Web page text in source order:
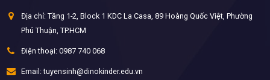
Địa chỉ: Tầng 1-2, Block 1 KDC La Casa, 89 Hoàng Quốc Việt, Phường
Phú Thuận, TP.HCM
Điện thoại: 0987 740 068
Email: tuyensinh@dinokinder.edu.vn